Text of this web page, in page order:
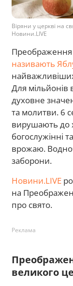
Віряни у церкві на
Новини.LIVE
Преображення
називають
Для мільйонів
духовне
та молитви. 6
вирушають до
богослужінні
врожаю.
заборони.
Новини.LIVE
на
про свято.
Реклама
великого